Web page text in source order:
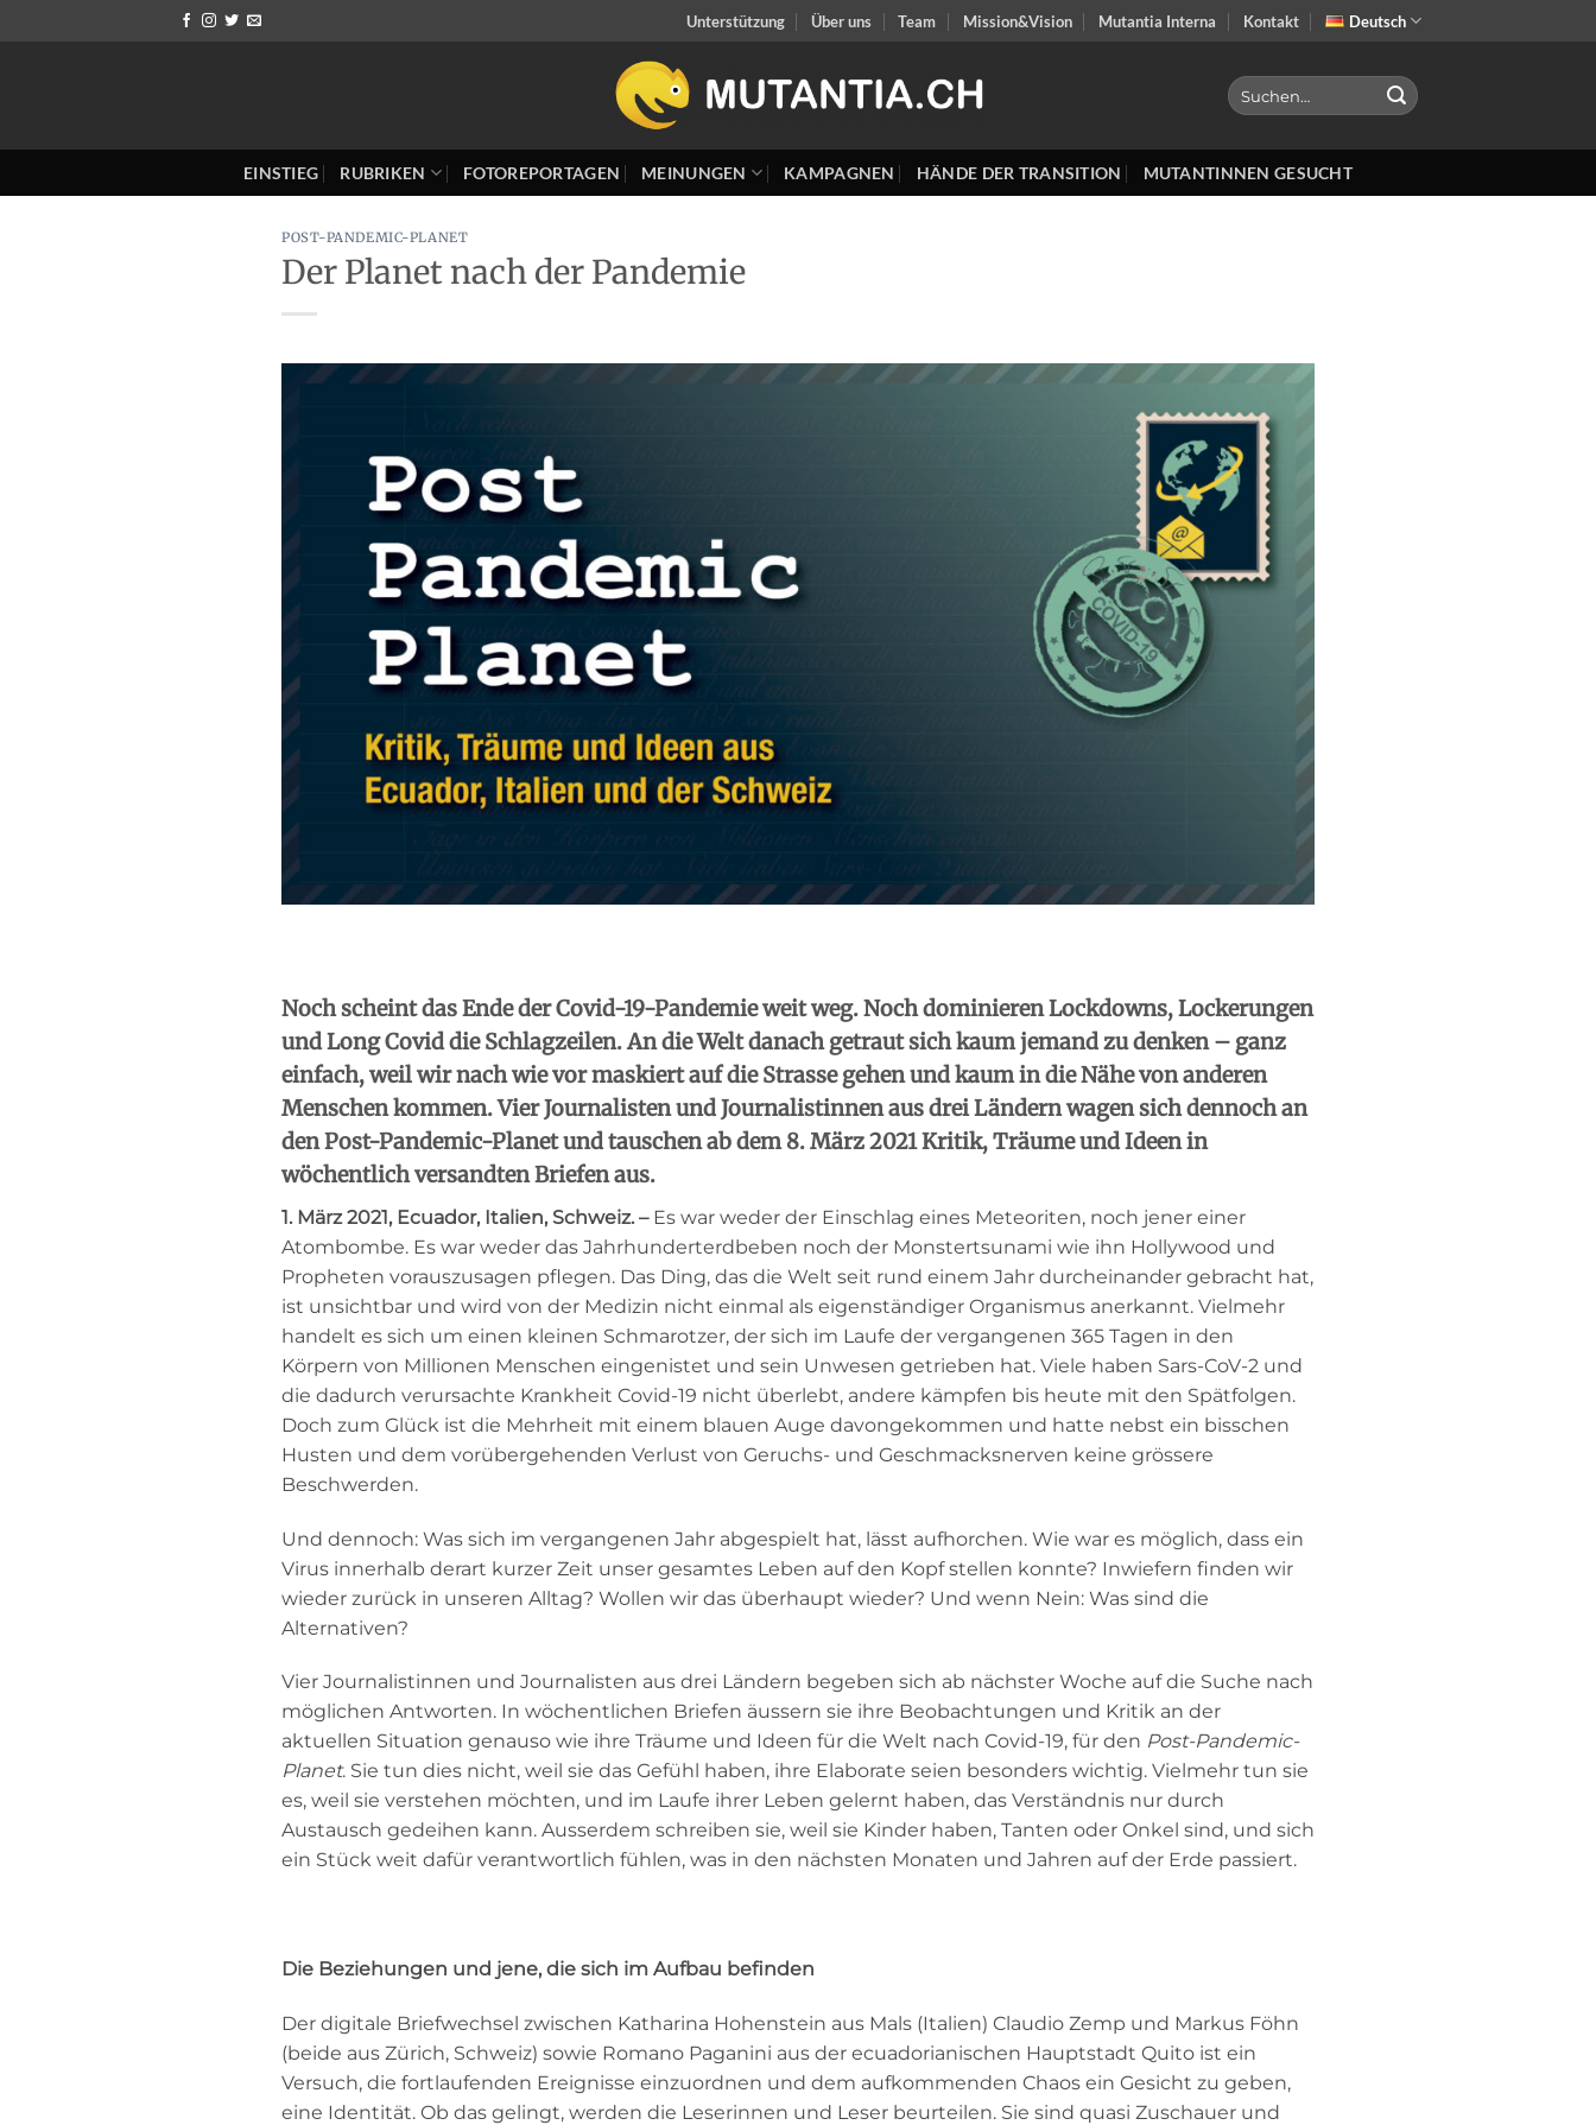
Unterstützung Über uns Team Mission&Vision Mutantia Interna Kontakt Deutsch
EINSTIEG RUBRIKEN FOTOREPORTAGEN MEINUNGEN KAMPAGNEN HÄNDE DER TRANSITION MUTANTINNEN GESUCHT
POST-PANDEMIC-PLANET
Der Planet nach der Pandemie
Noch scheint das Ende der Covid-19-Pandemie weit weg. Noch dominieren Lockdowns, Lockerungen
und Long Covid die Schlagzeilen. An die Welt danach getraut sich kaum jemand zu denken – ganz
einfach, weil wir nach wie vor maskiert auf die Strasse gehen und kaum in die Nähe von anderen
Menschen kommen. Vier Journalisten und Journalistinnen aus drei Ländern wagen sich dennoch an
den Post-Pandemic-Planet und tauschen ab dem 8. März 2021 Kritik, Träume und Ideen in
wöchentlich versandten Briefen aus.
1. März 2021, Ecuador, Italien, Schweiz. – Es war weder der Einschlag eines Meteoriten, noch jener einer
Atombombe. Es war weder das Jahrhunderterdbeben noch der Monstertsunami wie ihn Hollywood und
Propheten vorauszusagen pflegen. Das Ding, das die Welt seit rund einem Jahr durcheinander gebracht hat,
ist unsichtbar und wird von der Medizin nicht einmal als eigenständiger Organismus anerkannt. Vielmehr
handelt es sich um einen kleinen Schmarotzer, der sich im Laufe der vergangenen 365 Tagen in den
Körpern von Millionen Menschen eingenistet und sein Unwesen getrieben hat. Viele haben Sars-CoV-2 und
die dadurch verursachte Krankheit Covid-19 nicht überlebt, andere kämpfen bis heute mit den Spätfolgen.
Doch zum Glück ist die Mehrheit mit einem blauen Auge davongekommen und hatte nebst ein bisschen
Husten und dem vorübergehenden Verlust von Geruchs- und Geschmacksnerven keine grössere
Beschwerden.
Und dennoch: Was sich im vergangenen Jahr abgespielt hat, lässt aufhorchen. Wie war es möglich, dass ein
Virus innerhalb derart kurzer Zeit unser gesamtes Leben auf den Kopf stellen konnte? Inwiefern finden wir
wieder zurück in unseren Alltag? Wollen wir das überhaupt wieder? Und wenn Nein: Was sind die
Alternativen?
Vier Journalistinnen und Journalisten aus drei Ländern begeben sich ab nächster Woche auf die Suche nach
möglichen Antworten. In wöchentlichen Briefen äussern sie ihre Beobachtungen und Kritik an der
aktuellen Situation genauso wie ihre Träume und Ideen für die Welt nach Covid-19, für den Post-Pandemic-
Planet. Sie tun dies nicht, weil sie das Gefühl haben, ihre Elaborate seien besonders wichtig. Vielmehr tun sie
es, weil sie verstehen möchten, und im Laufe ihrer Leben gelernt haben, das Verständnis nur durch
Austausch gedeihen kann. Ausserdem schreiben sie, weil sie Kinder haben, Tanten oder Onkel sind, und sich
ein Stück weit dafür verantwortlich fühlen, was in den nächsten Monaten und Jahren auf der Erde passiert.
Die Beziehungen und jene, die sich im Aufbau befinden
Der digitale Briefwechsel zwischen Katharina Hohenstein aus Mals (Italien) Claudio Zemp und Markus Föhn
(beide aus Zürich, Schweiz) sowie Romano Paganini aus der ecuadorianischen Hauptstadt Quito ist ein
Versuch, die fortlaufenden Ereignisse einzuordnen und dem aufkommenden Chaos ein Gesicht zu geben,
eine Identität. Ob das gelingt, werden die Leserinnen und Leser beurteilen. Sie sind quasi Zuschauer und